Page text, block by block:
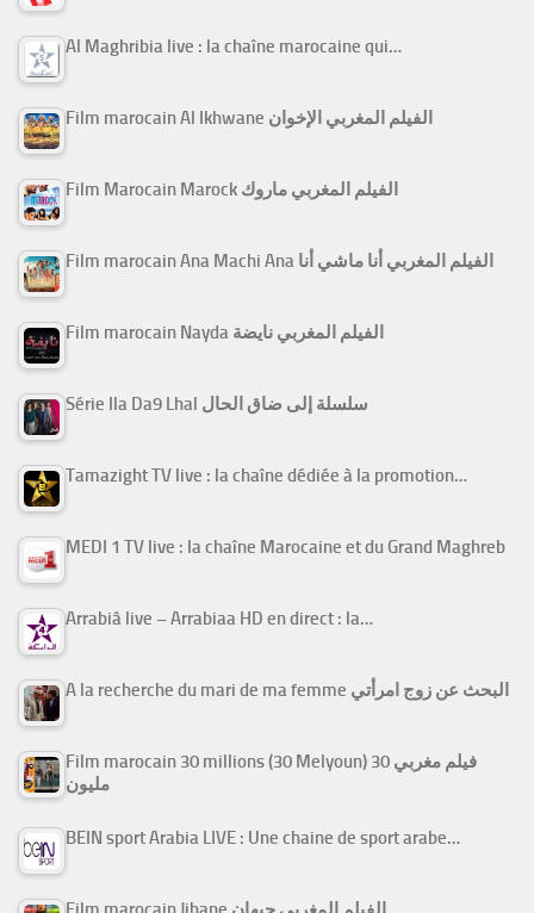
Al Maghribia live : la chaîne marocaine qui…
Film marocain Al Ikhwane الفيلم المغربي الإخوان
Film Marocain Marock الفيلم المغربي ماروك
Film marocain Ana Machi Ana الفيلم المغربي أنا ماشي أنا
Film marocain Nayda الفيلم المغربي نايضة
Série Ila Da9 Lhal سلسلة إلى ضاق الحال
Tamazight TV live : la chaîne dédiée à la promotion…
MEDI 1 TV live : la chaîne Marocaine et du Grand Maghreb
Arrabiâ live – Arrabiaa HD en direct : la…
A la recherche du mari de ma femme البحث عن زوج امرأتي
Film marocain 30 millions (30 Melyoun) فيلم مغربي 30
مليون
BEIN sport Arabia LIVE : Une chaine de sport arabe…